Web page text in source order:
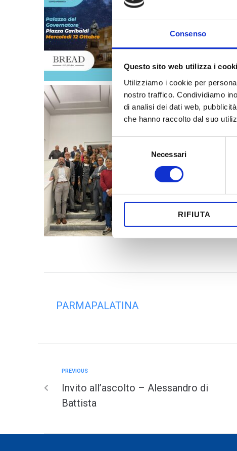
Consenso
Questo sito web utilizza i
Utilizziamo i cookie per
nostro traffico. Condividiamo
di analisi dei dati web,
che hanno raccolto dal suo
del
consenso
Necessari
RIFIUTA
PARMAPALATINA
PREVIOUS
Invito all’ascolto – Alessandro di
Battista